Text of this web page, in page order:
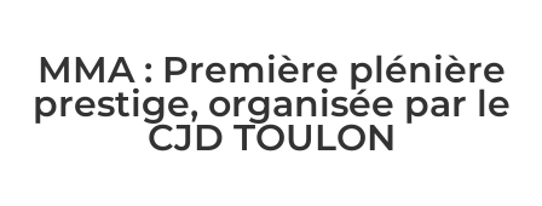
MMA : Première plénière
prestige, organisée par le
CJD TOULON